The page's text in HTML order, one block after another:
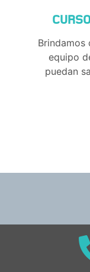
Brindamos
equipo
puedan